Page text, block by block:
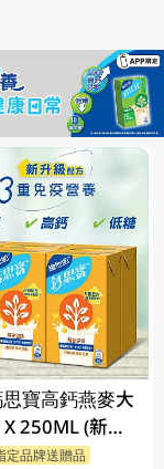
寶高鈣燕麥大
250ML (新舊
貨)
定品牌送贈品